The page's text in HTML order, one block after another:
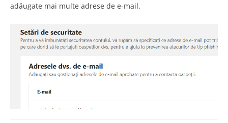
adăugate mai multe adrese de e-mail.